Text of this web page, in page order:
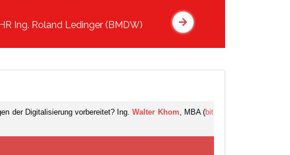
HR Ing. Roland Ledinger (BMDW)
der Digitalisierung vorbereitet? Ing.Walter Khom, MBA (bit